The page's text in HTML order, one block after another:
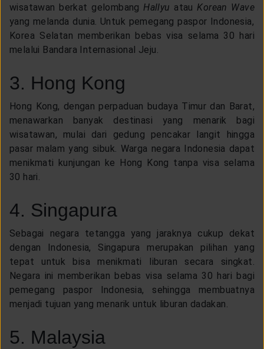
wisatawan berkat gelombangHallyu atauKorean Wave
yang melanda dunia. Untuk pemegang paspor Indonesia,
Korea Selatan memberikan bebas visa selama 30 hari
melalui Bandara Internasional Jeju.
3. Hong Kong
Hong Kong, dengan perpaduan budaya Timur dan Barat,
menawarkan banyak destinasi yang menarik bagi
wisatawan, mulai dari gedung pencakar langit hingga
pasar malam yang sibuk. Warga negara Indonesia dapat
menikmati kunjungan ke Hong Kong tanpa visa selama
30 hari.
4. Singapura
Sebagai negara tetangga yang jaraknya cukup dekat
dengan Indonesia, Singapura merupakan pilihan yang
tepat untuk bisa menikmati liburan secara singkat.
Negara ini memberikan bebas visa selama 30 hari bagi
pemegang paspor Indonesia, sehingga membuatnya
menjadi tujuan yang menarik untuk liburan dadakan.
5. Malaysia